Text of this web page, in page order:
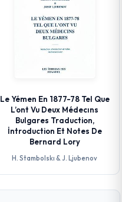
Le Yémen En 1877-78 Tel Que
L’ont Vu Deux Médecıns
Bulgares Traduction,
İntroduction Et Notes De
Bernard Lory
H. Stambolskı & J. Ljubenov